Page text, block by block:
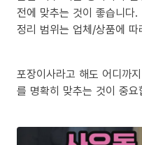
전에 맞추는 것이 좋습니다.
정리 범위는 업체/상품에
포장이사라고 해도 어디까
를 명확히 맞추는 것이 중요